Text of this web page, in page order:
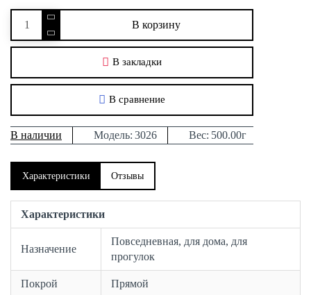
В наличии Модель: 3026 Вес: 500.00г
В корзину
В закладки
В сравнение
Характеристики Отзывы
Характеристики
Назначение
Повседневная, для дома, для
прогулок
Покрой Прямой